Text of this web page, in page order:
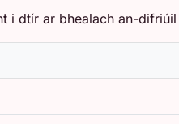
i dtír ar bhealach an-